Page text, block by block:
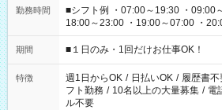
勤務時間
■シフト例 ・07:00～19:30 ・09:00
18:00～23:00 ・19:00～07:00 ・
etc ★最短で3時間で5,120円のお仕事から 15時間で2万円近く稼
げるお仕事も！ ご希望のお時間に合わせてご紹介！ ※シフトは
ください！
期間 ■１日のみ・1回だけお仕事OK！
特徴 週1日からOK / 日払いOK / 履歴書不
フト勤務 / 10名以上の大量募集 / 電
ル不要